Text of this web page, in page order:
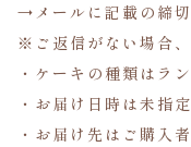
→メールに記載の締切
※ご返信がない場合、
・ケーキの種類はラ
・お届け日時は未指定
・お届け先はご購入